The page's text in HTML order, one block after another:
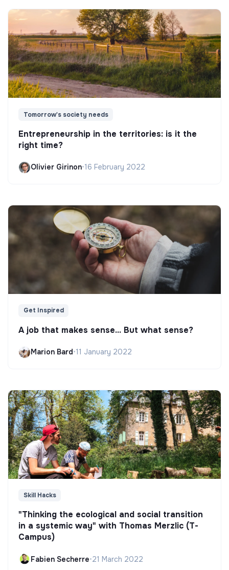
Tomorrow's society needs
Entrepreneurship in the territories: is it the
right time?
Olivier Girinon•16 February 2022
Get Inspired
A job that makes sense... But what sense?
Marion Bard•11 January 2022
Skill Hacks
"Thinking the ecological and social transition
in a systemic way" with Thomas Merzlic (T-
Campus)
Fabien Secherre•21 March 2022